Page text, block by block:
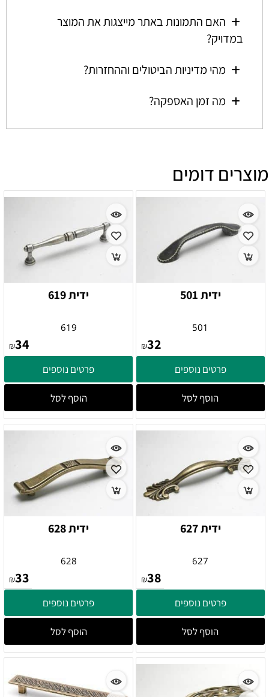
האם התמונות באתר מייצגות את המוצר
במדויק?
מהי מדיניות הביטולים וההחזרות?
מה זמן האספקה?
מוצרים דומים
ידית 501
501
₪32
פרטים נוספים
הוסף לסל
ידית 619
619
₪34
פרטים נוספים
הוסף לסל
ידית 627
627
₪38
פרטים נוספים
הוסף לסל
ידית 628
628
₪33
פרטים נוספים
הוסף לסל